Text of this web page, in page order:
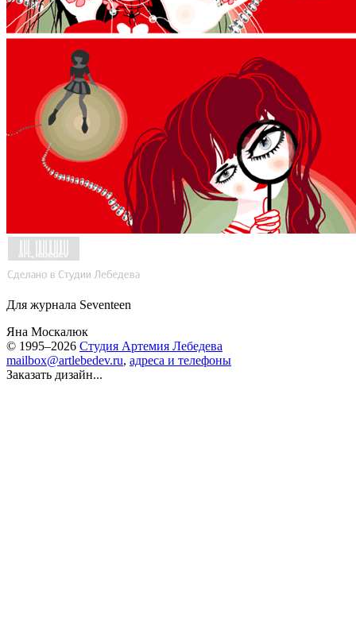
Для журнала Seventeen
Яна Москалюк
© 1995–2026 Студия Артемия Лебедева
mailbox@artlebedev.ru, адреса и телефоны
Заказать дизайн...